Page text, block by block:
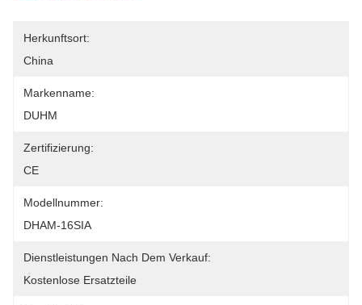
Herkunftsort:
China
Markenname:
DUHM
Zertifizierung:
CE
Modellnummer:
DHAM-16SIA
Dienstleistungen Nach Dem Verkauf:
Kostenlose Ersatzteile